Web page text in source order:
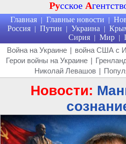
Русское А
Главная | Главные новости |
Россия | Путин | Украина |
Сирия | Мир |
Война на Украине | война США с
Герои войны на Украине |
Николай Левашов |
Новости: